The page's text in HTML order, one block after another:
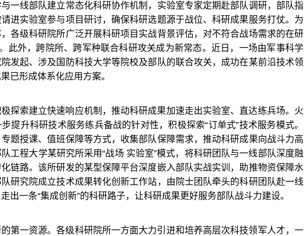
一线部队建立常态化科研协作机制，实验室专家定期赴部队调研，部队指
进实验室参与项目研讨，确保科研选题源于战位、科研成果服务打仗。为
各级科研院所广泛开展科研项目实战背景评估，对不符合战场需求的在研
此外，跨院所、跨军种联合科研攻关成为新常态。近日，一场由军事科学
发起、涉及国防科技大学等院校及部队的联合攻关，成功在某前沿技术领
已形成体系化应用方案。
探索建立快速响应机制，推动科研成果加速走出实验室、直达练兵场。火
提升科研技术服务练兵备战的针对性，积极探索“订单式”技术服务模式。
题授课、值班保障等方式，收集部队保障需求，推动科研成果向战斗力高
工程大学某研究所采用“战场 实验室”模式，将科研团队与一线部队深度融
链路。该所研发的某型保障平台深度嵌入部队实战实训，助推物资保障水
研究院成立技术成果转化创新工作站，由院士团队牵头的科研团队赴一线
出一条“集成创新”的科研路子，让科研成果更好服务部队战斗力建设。
第一资源。各级科研院所一方面大力引进和培养高层次科技领军人才，一